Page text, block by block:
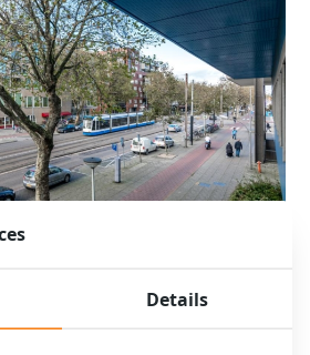
Details